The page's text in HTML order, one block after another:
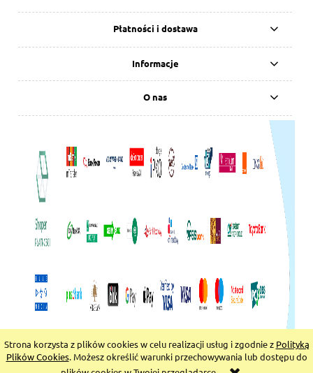
Strona korzysta z plików cookies w celu realizacji usług i zgodnie z Polityką
Plików Cookies. Możesz określić warunki przechowywania lub dostępu do
Płatności i dostawa
Informacje
O nas
pokaż pełną wersję strony